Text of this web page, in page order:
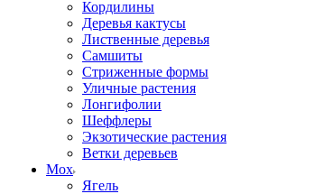
Кордилины
Деревья кактусы
Лиственные деревья
Самшиты
Стриженные формы
Уличные растения
Лонгифолии
Шеффлеры
Экзотические растения
Ветки деревьев
Мох
Ягель